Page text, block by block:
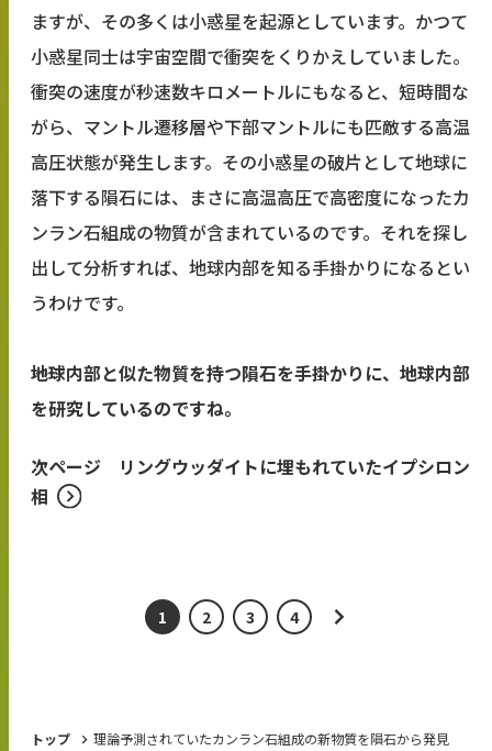
ますが、その多くは小惑星を起源としています。かつて
小惑星同士は宇宙空間で衝突をくりかえしていました。
衝突の速度が秒速数キロメートルにもなると、短時間な
がら、マントル遷移層や下部マントルにも匹敵する高温
高圧状態が発生します。その小惑星の破片として地球に
落下する隕石には、まさに高温高圧で高密度になったカ
ンラン石組成の物質が含まれているのです。それを探し
出して分析すれば、地球内部を知る手掛かりになるとい
うわけです。
――地球内部と似た物質を持つ隕石を手掛かりに、地球内部
を研究しているのですね。
次ページ リングウッダイトに埋もれていたイプシロン
相
1 2 3 4
トップ 理論予測されていたカンラン石組成の新物質を隕石から発見